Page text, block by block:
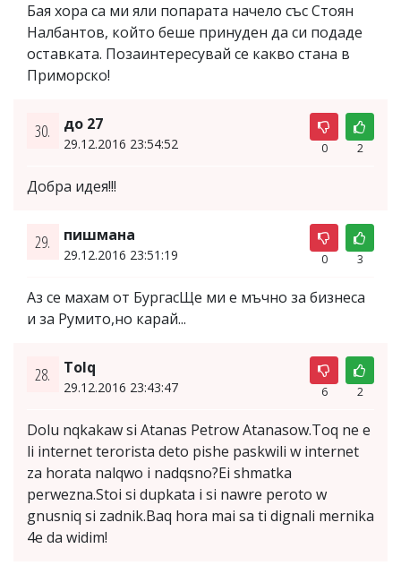
Бая хора са ми яли попарата начело със Стоян
Налбантов, който беше принуден да си подаде
оставката. Позаинтересувай се какво стана в
Приморско!
30. до 27
29.12.2016 23:54:52 0 2
Добра идея!!!
29. пишмана
29.12.2016 23:51:19 0 3
Аз се махам от БургасЩе ми е мъчно за бизнеса
и за Румито,но карай...
28. Tolq
29.12.2016 23:43:47 6 2
Dolu nqkakaw si Atanas Petrow Atanasow.Toq ne e
li internet terorista deto pishe paskwili w internet
za horata nalqwo i nadqsno?Ei shmatka
perwezna.Stoi si dupkata i si nawre peroto w
gnusniq si zadnik.Baq hora mai sa ti dignali mernika
4e da widim!